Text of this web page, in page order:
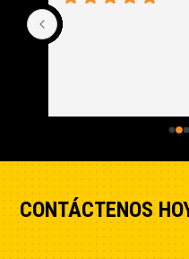
CONTÁCTENOS